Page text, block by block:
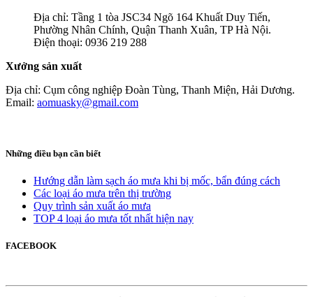
Địa chỉ: Tầng 1 tòa JSC34 Ngõ 164 Khuất Duy Tiến,
Phường Nhân Chính, Quận Thanh Xuân, TP Hà Nội.
Điện thoại: 0936 219 288
Xưởng sản xuất
Địa chỉ: Cụm công nghiệp Đoàn Tùng, Thanh Miện, Hải Dương.
Email: aomuasky@gmail.com
Những điều bạn cần biết
Hướng dẫn làm sạch áo mưa khi bị mốc, bẩn đúng cách
Các loại áo mưa trên thị trường
Quy trình sản xuất áo mưa
TOP 4 loại áo mưa tốt nhất hiện nay
FACEBOOK